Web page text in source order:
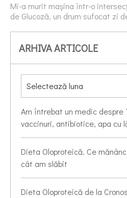
Mi-a murit mașina într-o
de Glucoză, un drum sufocat zi
ARHIVA ARTICOLE
Am întrebat un medic despre
vaccinuri, antibiotice, apa cu
Dieta Oloproteică. Ce
cât am slăbit
Dieta Oloproteică de la